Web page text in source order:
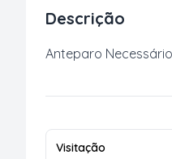
Descrição
Anteparo
Visitação